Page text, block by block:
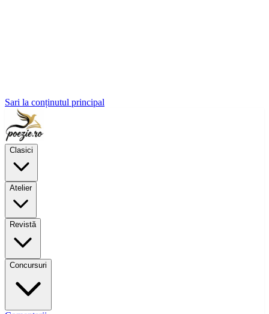
Sari la conținutul principal
Clasici
Atelier
Revistă
Concursuri